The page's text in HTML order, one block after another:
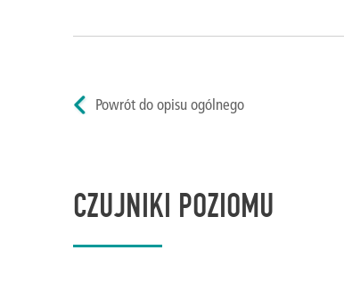
Powrót do opisu ogólnego
CZUJNIKI POZIOMU